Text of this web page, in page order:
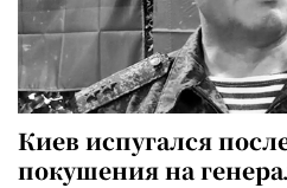
Киев испугался
покушения на